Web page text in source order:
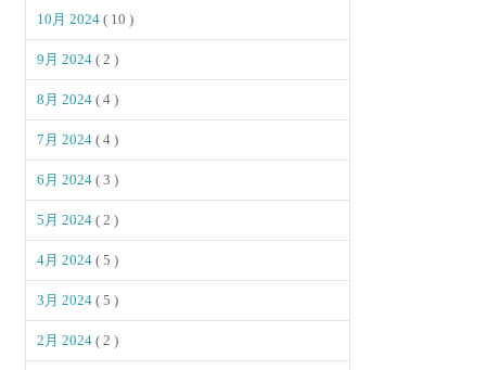
10月 2024( 10 )
9月 2024( 2 )
8月 2024( 4 )
7月 2024( 4 )
6月 2024( 3 )
5月 2024( 2 )
4月 2024( 5 )
3月 2024( 5 )
2月 2024( 2 )